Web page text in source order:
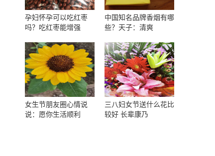
孕妇怀孕可以吃红枣
吗？吃红枣能增强
中国知名品牌香烟有哪
些？天子：清爽
女生节朋友圈心情说
说：愿你生活顺利
三八妇女节送什么花比
较好 长辈康乃